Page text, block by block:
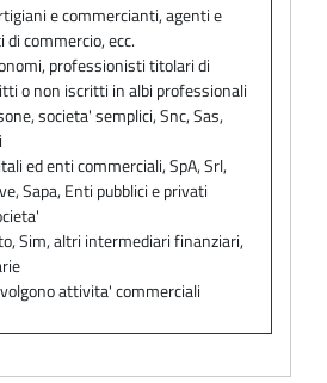
e commercianti, agenti e
commercio, ecc.
professionisti titolari di
o non iscritti in albi professionali
societa' semplici, Snc, Sas,
ed enti commerciali, SpA, Srl,
Sapa, Enti pubblici e privati
Sim, altri intermediari finanziari,
attivita' commerciali